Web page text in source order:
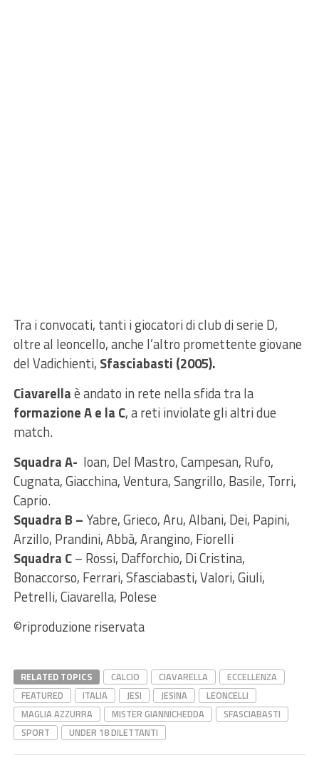
Tra i convocati, tanti i giocatori di club di serie D,
oltre al leoncello, anche l’altro promettente giovane
del Vadichienti, Sfasciabasti (2005).
Ciavarellaè andato in rete nella sfida tra la
formazione A e la C, a reti inviolate gli altri due
match.
Squadra A- Ioan, Del Mastro, Campesan, Rufo,
Cugnata, Giacchina, Ventura, Sangrillo, Basile, Torri,
Caprio.
Squadra B –Yabre, Grieco, Aru, Albani, Dei, Papini,
Arzillo, Prandini, Abbà, Arangino, Fiorelli
Squadra C– Rossi, Dafforchio, Di Cristina,
Bonaccorso, Ferrari, Sfasciabasti, Valori, Giuli,
Petrelli, Ciavarella, Polese
©riproduzione riservata
RELATED TOPICS CALCIO CIAVARELLA
ECCELLENZA
FEATURED
ITALIA JESI JESINA
LEONCELLI
MAGLIA AZZURRA
MISTER GIANNICHEDDA
SFASCIABASTI
SPORT
UNDER 18 DILETTANTI